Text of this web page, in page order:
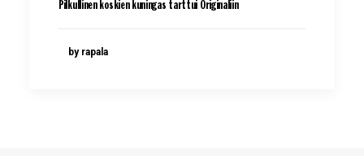
Pilkullinen koskien kuningas tarttui Originaliin
by rapala